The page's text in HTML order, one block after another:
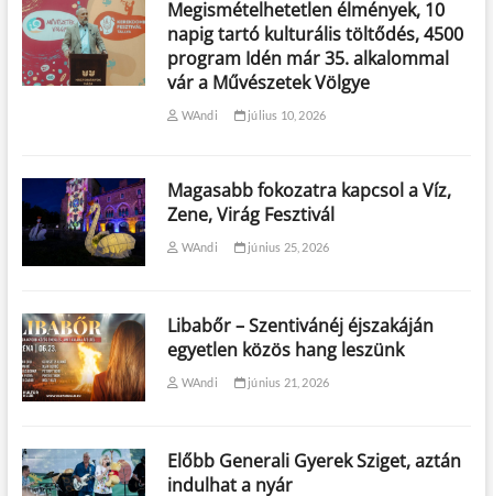
Megismételhetetlen élmények, 10
napig tartó kulturális töltődés, 4500
program Idén már 35. alkalommal
vár a Művészetek Völgye
WAndi július 10, 2026
Magasabb fokozatra kapcsol a Víz,
Zene, Virág Fesztivál
WAndi június 25, 2026
Libabőr – Szentivánéj éjszakáján
egyetlen közös hang leszünk
WAndi június 21, 2026
Előbb Generali Gyerek Sziget, aztán
indulhat a nyár